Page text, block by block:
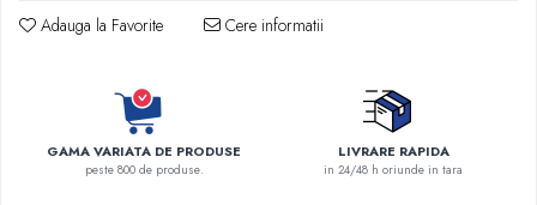
Robineti
Tevi cupru si accesorii
Console tavan sali operatie
Lavoare apa sterila
Adauga la Favorite Cere informatii
GAMA VARIATA DE PRODUSE
peste 800 de produse.
LIVRARE RAPIDA
in 24/48 h oriunde in tara